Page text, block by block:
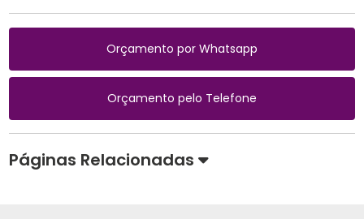
Orçamento por Whatsapp
Orçamento pelo Telefone
Páginas Relacionadas